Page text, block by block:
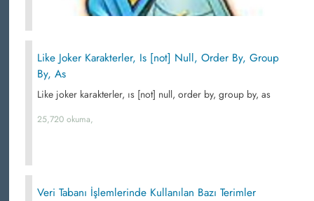
Like Joker Karakterler, Is [not] Null, Order By, Group
By, As
Like joker karakterler, ıs [not] null, order by, group by, as
25,720 okuma,
Veri Tabanı İşlemlerinde Kullanılan Bazı Terimler